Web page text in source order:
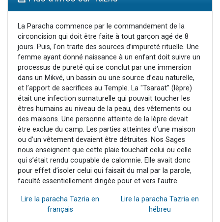
30 personnes viennent de faire un don pour Sauvez la jambe de Yohan
Il reste 49 places pour étudier en groupe sur Zoom
12 nouvelles musiques dans Torah-Box Music
La Paracha commence par le commandement de la
circoncision qui doit être faite à tout garçon agé de 8
jours. Puis, l'on traite des sources d’impureté rituelle. Une
femme ayant donné naissance à un enfant doit suivre un
processus de pureté qui se conclut par une immersion
dans un Mikvé, un bassin ou une source d’eau naturelle,
et l’apport de sacrifices au Temple. La "Tsaraat" (lèpre)
était une infection surnaturelle qui pouvait toucher les
êtres humains au niveau de la peau, des vêtements ou
des maisons. Une personne atteinte de la lèpre devait
être exclue du camp. Les parties atteintes d’une maison
ou d’un vêtement devaient être détruites. Nos Sages
nous enseignent que cette plaie touchait celui ou celle
qui s’était rendu coupable de calomnie. Elle avait donc
pour effet d’isoler celui qui faisait du mal par la parole,
faculté essentiellement dirigée pour et vers l’autre.
Lire la paracha Tazria en
français
Lire la paracha Tazria en
hébreu